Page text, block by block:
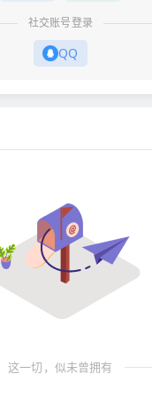
社交账号登录
QQ
这一切，似未曾拥有